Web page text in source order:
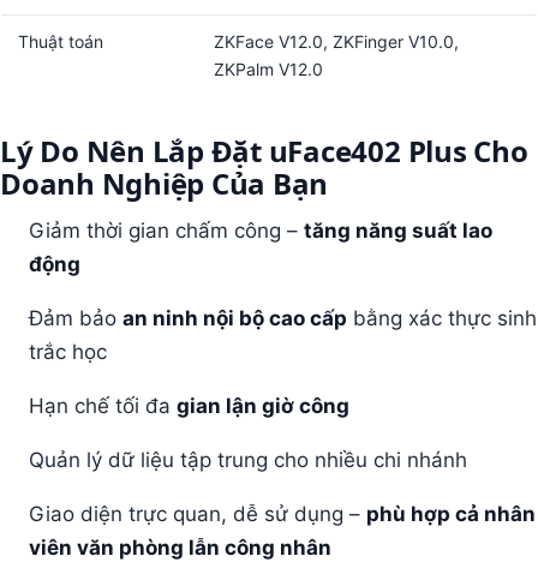
Thuật toán
ZKFace V12.0, ZKFinger V10.0,
ZKPalm V12.0
Lý Do Nên Lắp Đặt uFace402 Plus Cho
Doanh Nghiệp Của Bạn
Giảm thời gian chấm công – tăng năng suất lao
động
Đảm bảo an ninh nội bộ cao cấp bằng xác thực sinh
trắc học
Hạn chế tối đa gian lận giờ công
Quản lý dữ liệu tập trung cho nhiều chi nhánh
Giao diện trực quan, dễ sử dụng – phù hợp cả nhân
viên văn phòng lẫn công nhân